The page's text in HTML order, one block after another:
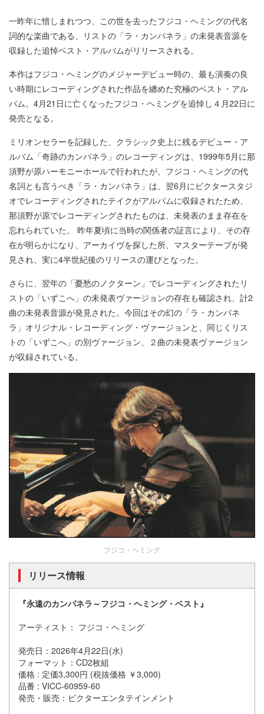
一昨年に惜しまれつつ、この世を去ったフジコ・ヘミングの代名
詞的な楽曲である、リストの「ラ・カンパネラ」の未発表音源を
収録した追悼ベスト・アルバムがリリースされる。
本作はフジコ・ヘミングのメジャーデビュー時の、最も演奏の良
い時期にレコーディングされた作品を纏めた究極のベスト・アル
バム。4月21日に亡くなったフジコ・ヘミングを追悼し４月22日に
発売となる。
ミリオンセラーを記録した、クラシック史上に残るデビュー・ア
ルバム「奇跡のカンパネラ」のレコーディングは、1999年5月に那
須野が原ハーモニーホールで行われたが、フジコ・ヘミングの代
名詞とも言うべき「ラ・カンパネラ」は、翌6月にビクタースタジ
オでレコーディングされたテイクがアルバムに収録されたため、
那須野が原でレコーディングされたものは、未発表のまま存在を
忘れられていた。 昨年夏頃に当時の関係者の証言により、その存
在が明らかになり、アーカイヴを探した所、マスターテープが発
見され、実に4半世紀後のリリースの運びとなった。
さらに、翌年の「憂愁のノクターン」でレコーディングされたリ
ストの「いずこへ」の未発表ヴァージョンの存在も確認され、計2
曲の未発表音源が発見された。今回はその幻の「ラ・カンパネ
ラ」オリジナル・レコーディング・ヴァージョンと、同じくリス
トの「いずこへ」の別ヴァージョン、２曲の未発表ヴァージョン
が収録されている。
フジコ・ヘミング
リリース情報
『永遠のカンパネラ～フジコ・ヘミング・ベスト』
アーティスト： フジコ・ヘミング
発売日：2026年4月22日(水)
フォーマット：CD2枚組
価格 : 定価3,300円 (税抜価格 ￥3,000)
品番 : VICC-60959-60
発売・販売：ビクターエンタテインメント